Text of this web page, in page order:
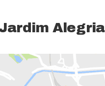
Alegria